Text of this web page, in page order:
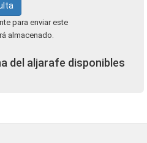
para enviar este
almacenado.
del aljarafe disponibles